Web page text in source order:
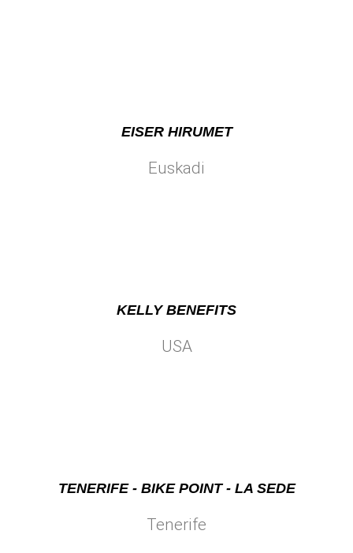
EISER HIRUMET
Euskadi
KELLY BENEFITS
USA
TENERIFE - BIKE POINT - LA SEDE
Tenerife